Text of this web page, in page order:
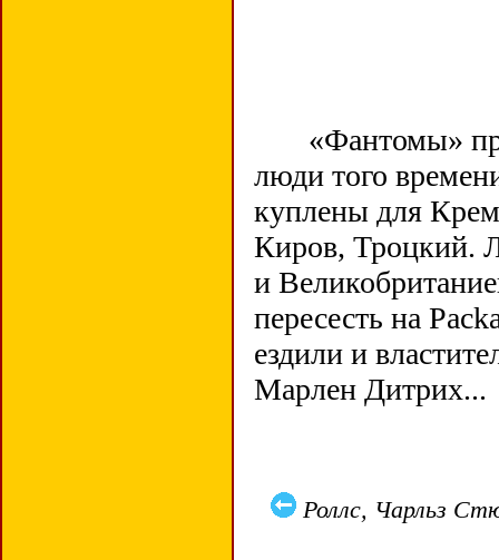
«Фантомы»
люди того
куплены для
Киров, Троцкий.
и
пересесть на
ездили и
Марлен Дитрих...
Роллс, Чарльз